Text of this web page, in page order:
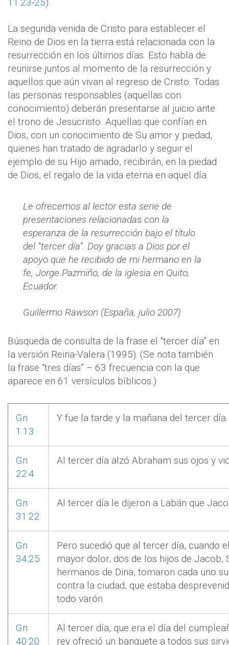
11:23-25).
La segunda venida de Cristo para establecer el
Reino de Dios en la tierra está relacionada con la
resurrección en los últimos días. Esto habla de
reunirse juntos al momento de la resurrección y
aquellos que aún vivan al regreso de Cristo. Todas
las personas responsables (aquellas con
conocimiento) deberán presentarse al juicio ante
el trono de Jesucristo. Aquellas que confían en
Dios, con un conocimiento de Su amor y piedad,
quienes han tratado de agradarlo y seguir el
ejemplo de su Hijo amado, recibirán, en la piedad
de Dios, el regalo de la vida eterna en aquel día.
Le ofrecemos al lector esta serie de
presentaciones relacionadas con la
esperanza de la resurrección bajo el título
del “tercer día”. Doy gracias a Dios por el
apoyo que he recibido de mi hermano en la
fe, Jorge Pazmiño, de la iglesia en Quito,
Ecuador.
Guillermo Rawson (España, julio 2007)
Búsqueda de consulta de la frase el “tercer día” en
la versión Reina-Valera (1995): (Se nota también
la frase “tres días” – 63 frecuencia con la que
aparece en 61 versículos bíblicos.)
Gn
1:13
Y fue la tarde y la mañana del tercer día.
Gn
22:4
Al tercer día alzó Abraham sus ojos y
Gn
31:22
Al tercer día le dijeron a Labán que
Gn
34:25
Pero sucedió que al tercer día, cuando
mayor dolor, dos de los hijos de Jacob,
hermanos de Dina, tomaron cada uno
contra la ciudad, que estaba
todo varón.
Gn
40:20
Al tercer día, que era el día del
rey ofreció un banquete a todos sus